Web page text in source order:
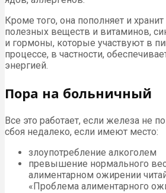
Кроме того, она пополняет и
полезных веществ и витаминов,
и гормоны, которые участвуют в
процессе, в частности,
энергией.
Пора на больничный
Все это работает, если железа не
сбоя недалеко, если имеют место:
злоупотребление алкоголем
превышение нормального
алиментарном ожирении
«Проблема алиментарного